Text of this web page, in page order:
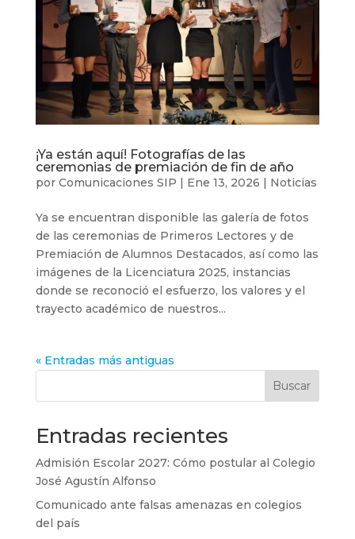
¡Ya están aquí! Fotografías de las
ceremonias de premiación de fin de año
por Comunicaciones SIP | Ene 13, 2026 | Noticias
Ya se encuentran disponible las galería de fotos
de las ceremonias de Primeros Lectores y de
Premiación de Alumnos Destacados, así como las
imágenes de la Licenciatura 2025, instancias
donde se reconoció el esfuerzo, los valores y el
trayecto académico de nuestros...
« Entradas más antiguas
Buscar
Entradas recientes
Admisión Escolar 2027: Cómo postular al Colegio
José Agustín Alfonso
Comunicado ante falsas amenazas en colegios
del país